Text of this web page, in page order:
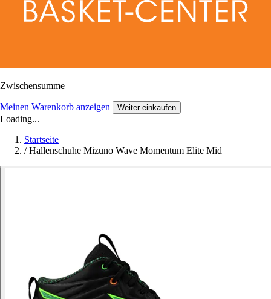
Zwischensumme
Meinen Warenkorb anzeigen Weiter einkaufen
Loading...
Startseite
/ Hallenschuhe Mizuno Wave Momentum Elite Mid